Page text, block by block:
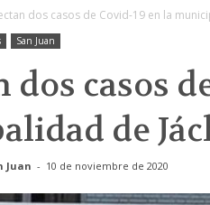
dos casos de Covid-19 en la
San Juan
dos casos
de
Juan - 10 de noviembre de 2020